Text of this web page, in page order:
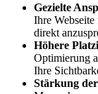
Gezielte
Ihre
direkt
Höhere
Optimierung
Ihre
Stärkung